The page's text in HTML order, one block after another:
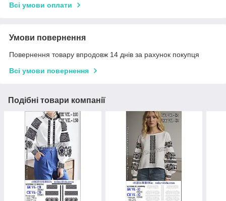
Всі умови оплати
Умови повернення
Повернення товару впродовж 14 днів за рахунок покупця
Всі умови повернення
Подібні товари компанії